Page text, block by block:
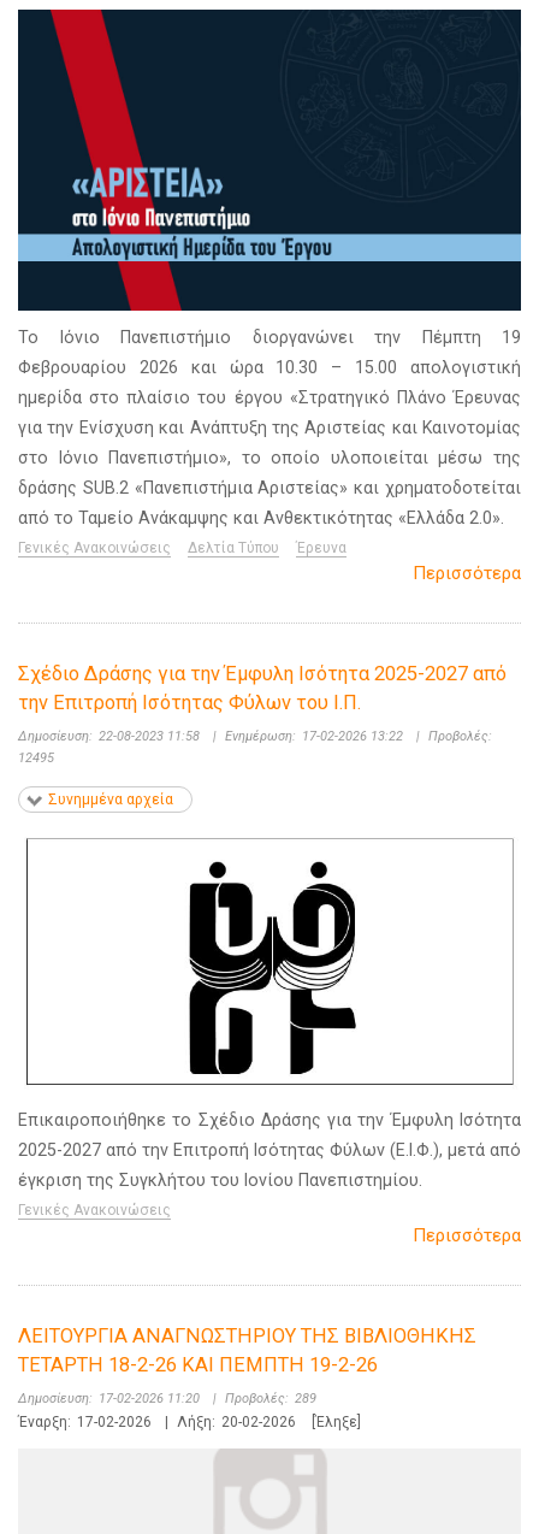
Το Ιόνιο Πανεπιστήμιο διοργανώνει την Πέμπτη 19
Φεβρουαρίου 2026 και ώρα 10.30 – 15.00 απολογιστική
ημερίδα στο πλαίσιο του έργου «Στρατηγικό Πλάνο Έρευνας
για την Ενίσχυση και Ανάπτυξη της Αριστείας και Καινοτομίας
στο Ιόνιο Πανεπιστήμιο», το οποίο υλοποιείται μέσω της
δράσης SUB.2 «Πανεπιστήμια Αριστείας» και χρηματοδοτείται
από το Ταμείο Ανάκαμψης και Ανθεκτικότητας «Ελλάδα 2.0».
Γενικές Ανακοινώσεις Δελτία Τύπου Έρευνα
Περισσότερα
Σχέδιο Δράσης για την Έμφυλη Ισότητα 2025-2027 από
την Επιτροπή Ισότητας Φύλων του Ι.Π.
Δημοσίευση: 22-08-2023 11:58 | Ενημέρωση: 17-02-2026 13:22 | Προβολές:
12495
Συνημμένα αρχεία
Επικαιροποιήθηκε το Σχέδιο Δράσης για την Έμφυλη Ισότητα
2025-2027 από την Επιτροπή Ισότητας Φύλων (Ε.Ι.Φ.), μετά από
έγκριση της Συγκλήτου του Ιονίου Πανεπιστημίου.
Γενικές Ανακοινώσεις
Περισσότερα
ΛΕΙΤΟΥΡΓΙΑ ΑΝΑΓΝΩΣΤΗΡΙΟΥ ΤΗΣ ΒΙΒΛΙΟΘΗΚΗΣ
ΤΕΤΑΡΤΗ 18-2-26 ΚΑΙ ΠΕΜΠΤΗ 19-2-26
Δημοσίευση: 17-02-2026 11:20 | Προβολές: 289
Έναρξη: 17-02-2026 Λήξη: 20-02-2026 [Έληξε]